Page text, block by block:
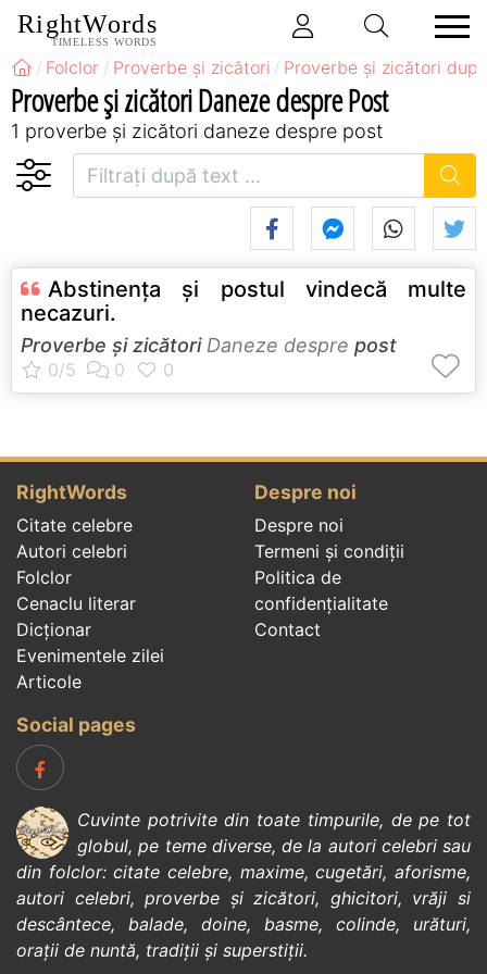
RightWords
TIMELESS WORDS
Folclor Proverbe și zicători Proverbe și zicători
Proverbe și zicători Daneze despre Post
1 proverbe și zicători daneze despre post
Abstinenţa şi postul vindecă multe
necazuri.
Proverbe și zicătoriDaneze despre post
RightWords
Citate celebre
Autori celebri
Folclor
Cenaclu literar
Dicționar
Evenimentele zilei
Articole
Despre noi
Despre noi
Termeni și condiții
Politica de
confidenţialitate
Contact
Social pages
Cuvinte potrivite din toate timpurile, de pe tot
globul, pe teme diverse, de la autori celebrisau
din folclor:citate celebre, maxime,cugetări,aforisme,
autori celebri,proverbe și zicători, ghicitori, vrăji si
descântece, balade, doine, basme, colinde, urături,
orații de nuntă, tradiții și superstiții.